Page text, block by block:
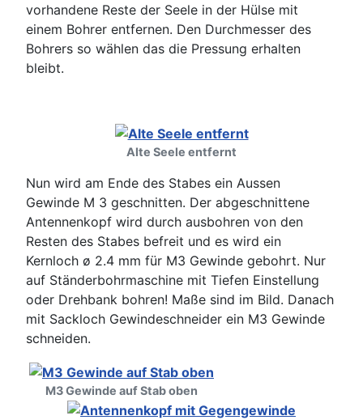
vorhandene Reste der Seele in der Hülse mit
einem Bohrer entfernen. Den Durchmesser des
Bohrers so wählen das die Pressung erhalten
bleibt.
Alte Seele entfernt
Nun wird am Ende des Stabes ein Aussen
Gewinde M 3 geschnitten. Der abgeschnittene
Antennenkopf wird durch ausbohren von den
Resten des Stabes befreit und es wird ein
Kernloch ø 2.4 mm für M3 Gewinde gebohrt. Nur
auf Ständerbohrmaschine mit Tiefen Einstellung
oder Drehbank bohren! Maße sind im Bild. Danach
mit Sackloch Gewindeschneider ein M3 Gewinde
schneiden.
M3 Gewinde auf Stab oben